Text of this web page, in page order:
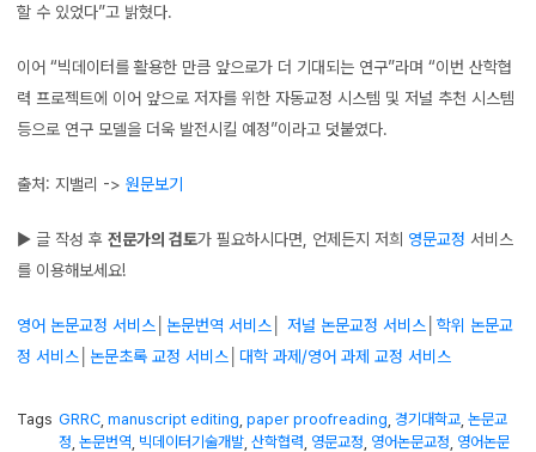
할 수 있었다”고 밝혔다.
이어 “빅데이터를 활용한 만큼 앞으로가 더 기대되는 연구”라며 “이번 산학협
력 프로젝트에 이어 앞으로 저자를 위한 자동교정 시스템 및 저널 추천 시스템
등으로 연구 모델을 더욱 발전시킬 예정”이라고 덧붙였다.
출처: 지밸리 -> 원문보기
▶ 글 작성 후 전문가의 검토가 필요하시다면, 언제든지 저희 영문교정 서비스
를 이용해보세요!
영어 논문교정 서비스 논문번역 서비스 저널 논문교정 서비스 학위 논문교
정 서비스
논문초록 교정 서비스 대학 과제/영어 과제 교정 서비스
Tags GRRC manuscript editing paper proofreading 경기대학교 논문교
정 논문번역 빅데이터기술개발 산학협력 영문교정 영어논문교정 영어논문